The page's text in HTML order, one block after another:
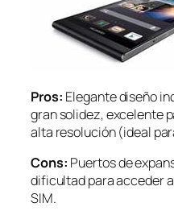
Pros: Elegante diseño
gran solidez, excelente
alta resolución (ideal
Cons: Puertos de
dificultad para acceder
SIM.